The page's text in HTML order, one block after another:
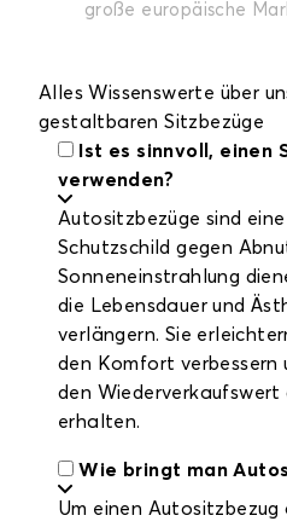
große europäische
Alles Wissenswerte über
gestaltbaren Sitzbezüge
Ist es sinnvoll, einen
verwenden?
Autositzbezüge sind
Schutzschild gegen
Sonneneinstrahlung
die Lebensdauer und
verlängern. Sie
den Komfort verbessern
den Wiederverkaufswert
erhalten.
Wie bringt man
Um einen Autositzbezug